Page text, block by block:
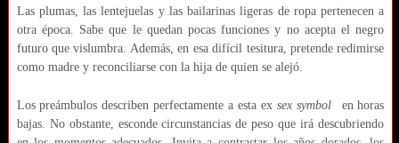
Las plumas, las lentejuelas y las bailarinas ligeras de ropa pertenecen a
otra época. Sabe que le quedan pocas funciones y no acepta el negro
futuro que vislumbra. Además, en esa difícil tesitura, pretende redimirse
como madre y reconciliarse con la hija de quien se alejó.
Los preámbulos describen perfectamente a esta ex sex symbol
en horas
bajas. No obstante, esconde circunstancias de peso que irá descubriendo